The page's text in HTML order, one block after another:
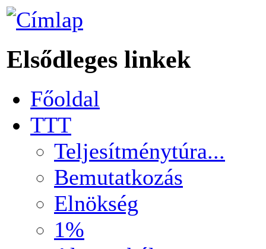
Elsődleges linkek
Főoldal
TTT
Teljesítménytúra...
Bemutatkozás
Elnökség
1%